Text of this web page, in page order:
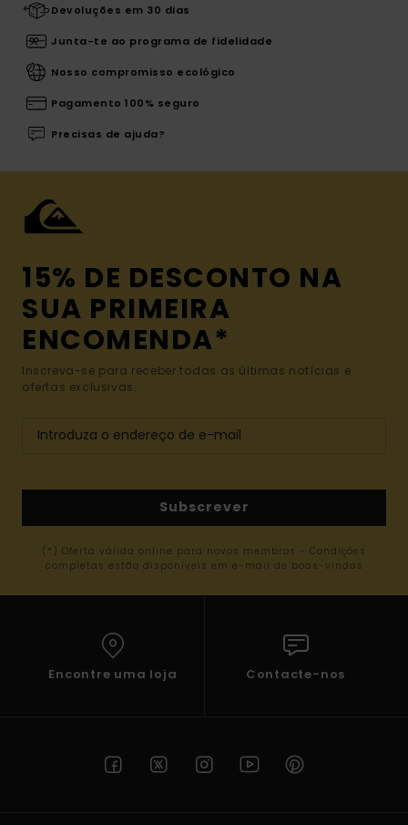
Devoluções em 30 dias
Junta-te ao programa de fidelidade
Nosso compromisso ecológico
Pagamento 100% seguro
Precisas de ajuda?
15% DE DESCONTO NA
SUA PRIMEIRA
ENCOMENDA*
Inscreva-se para receber todas as últimas notícias e
ofertas exclusivas.
Subscrever
(*) Oferta válida online para novos membros - Condições
completas estão disponíveis em e-mail de boas-vindas
Encontre uma loja Contacte-nos